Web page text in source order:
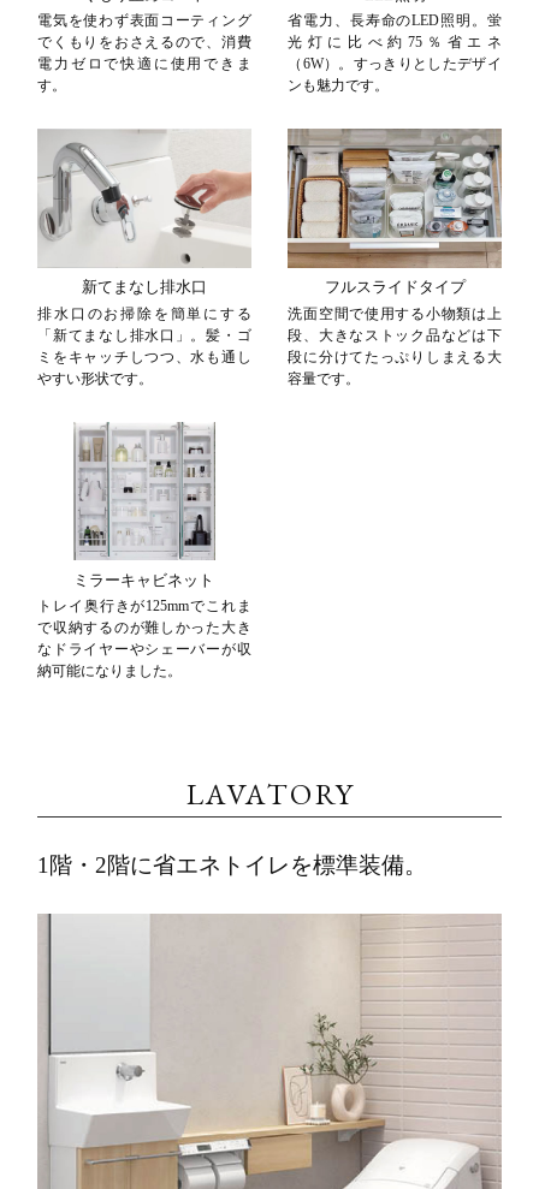
電気を使わず表面コーティング
でくもりをおさえるので、消費
電力ゼロで快適に使用できま
す。
省電力、長寿命のLED照明。蛍
光灯に比べ約75％省エネ
（6W）。すっきりとしたデザイ
ンも魅力です。
新てまなし排水口
排水口のお掃除を簡単にする
「新てまなし排水口」。髪・ゴ
ミをキャッチしつつ、水も通し
やすい形状です。
フルスライドタイプ
洗面空間で使用する小物類は上
段、大きなストック品などは下
段に分けてたっぷりしまえる大
容量です。
ミラーキャビネット
トレイ奥行きが125mmでこれま
で収納するのが難しかった大き
なドライヤーやシェーバーが収
納可能になりました。
LAVATORY
1階・2階に省エネトイレを標準装備。